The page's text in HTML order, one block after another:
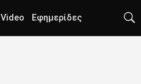
Video Εφημερίδες